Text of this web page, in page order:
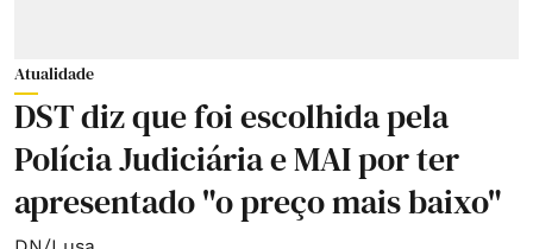
Atualidade
DST diz que foi escolhida pela
Polícia Judiciária e MAI por ter
apresentado "o preço mais baixo"